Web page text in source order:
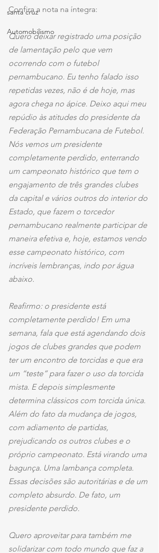
santa cruz
Automobilismo
Confira a nota na íntegra:
Quero deixar registrado uma posição
de lamentação pelo que vem
ocorrendo com o futebol
pernambucano. Eu tenho falado isso
repetidas vezes, não é de hoje, mas
agora chega no ápice. Deixo aqui meu
repúdio às atitudes do presidente da
Federação Pernambucana de Futebol.
Nós vemos um presidente
completamente perdido, enterrando
um campeonato histórico que tem o
engajamento de três grandes clubes
da capital e vários outros do interior do
Estado, que fazem o torcedor
pernambucano realmente participar de
maneira efetiva e, hoje, estamos vendo
esse campeonato histórico, com
incríveis lembranças, indo por água
abaixo.
Reafirmo: o presidente está
completamente perdido! Em uma
semana, fala que está agendando dois
jogos de clubes grandes que podem
ter um encontro de torcidas e que era
um “teste” para fazer o uso da torcida
mista. E depois simplesmente
determina clássicos com torcida única.
Além do fato da mudança de jogos,
com adiamento de partidas,
prejudicando os outros clubes e o
próprio campeonato. Está virando uma
bagunça. Uma lambança completa.
Essas decisões são autoritárias e de um
completo absurdo. De fato, um
presidente perdido.
Quero aproveitar para também me
solidarizar com todo mundo que faz a